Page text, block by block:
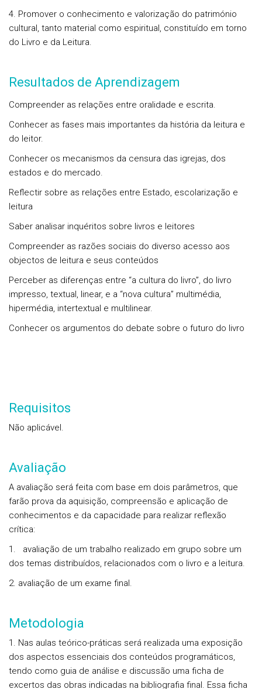
4. Promover o conhecimento e valorização do património
cultural, tanto material como espiri­tual, constituído em torno
do Livro e da Leitura.
Resultados de Aprendizagem
Compreender as relações entre oralidade e escrita.
Conhecer as fases mais importantes da história da leitura e
do leitor.
Conhecer os mecanismos da censura das igrejas, dos
estados e do mercado.
Reflectir sobre as relações entre Estado, escolarização e
leitura
Saber analisar inquéritos sobre livros e leitores
Compreender as razões sociais do diverso acesso aos
objectos de leitura e seus conteúdos
Perceber as diferenças entre “a cultura do livro”, do livro
impresso, textual, linear, e a “nova cultura” multimédia,
hipermédia, intertextual e multilinear.
Conhecer os argumentos do debate sobre o futuro do livro
Requisitos
Não aplicável.
Avaliação
A avaliação será feita com base em dois parâmetros, que
farão prova da aquisição, compreensão e aplicação de
conhecimentos e da capacidade para realizar reflexão
crítica:
1. avaliação de um trabalho realizado em grupo sobre um
dos temas distribuídos, relacionados com o livro e a leitura.
2. avaliação de um exame final.
Metodologia
1. Nas aulas teórico-práticas será realizada uma exposição
dos aspectos essenciais dos conteúdos programáticos,
tendo como guia de análise e discussão uma ficha de
excertos das obras indicadas na bibliografia final. Essa ficha